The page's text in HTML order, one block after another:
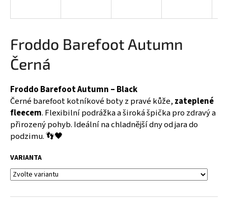
Froddo Barefoot Autumn
Černá
Froddo Barefoot Autumn – Black
Černé barefoot kotníkové boty z pravé kůže, zateplené
fleecem. Flexibilní podrážka a široká špička pro zdravý a
přirozený pohyb. Ideální na chladnější dny od jara do
podzimu. 👣🖤
VARIANTA
í
t
?
HLEDAT
D
o
p
o